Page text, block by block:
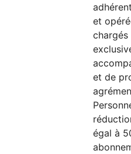
et
chargés
et de
égal à